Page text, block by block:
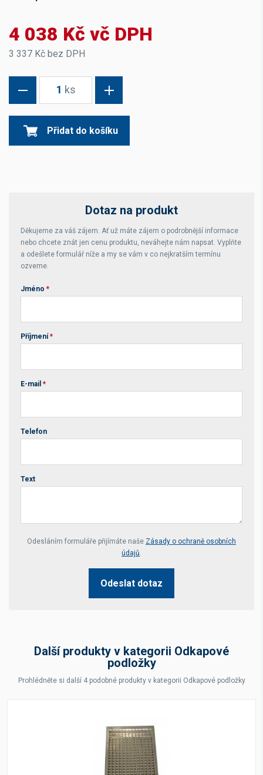
4 038 Kč vč DPH
3 337 Kč bez DPH
1 ks
Přidat do košíku
Dotaz na produkt
Děkujeme za váš zájem. Ať už máte zájem o podrobnější informace
nebo chcete znát jen cenu produktu, neváhejte nám napsat. Vyplňte
a odešlete formulář níže a my se vám v co nejkratším termínu
ozveme.
Jméno *
Příjmení *
E-mail *
Telefon
Text
Your website *
Odesláním formuláře přijímáte naše Zásady o ochraně osobních
údajů.
Odeslat dotaz
Další produkty v kategorii Odkapové
podložky
Prohlédněte si další 4 podobné produkty v kategorii Odkapové podložky